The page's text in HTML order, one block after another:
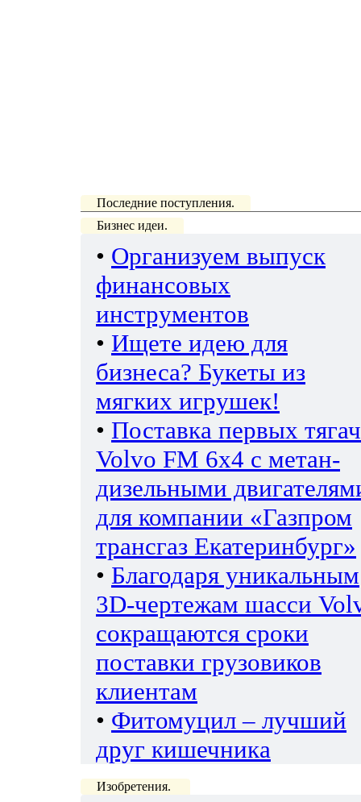
Последние поступления.
Бизнес идеи.
• Организуем выпуск
финансовых
инструментов
• Ищете идею для
бизнеса? Букеты из
мягких игрушек!
• Поставка первых
Volvo FM 6х4 с метан-
дизельными
для компании «Газпром
трансгаз Екатеринбург»
• Благодаря уникальным
3D-чертежам шасси
сокращаются сроки
поставки грузовиков
клиентам
• Фитомуцил – лучший
друг кишечника
Изобретения.